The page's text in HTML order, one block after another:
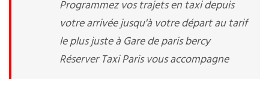
Programmez vos trajets en taxi depuis
votre arrivée jusqu'à votre départ au tarif
le plus juste à Gare de paris bercy
Réserver Taxi Paris vous accompagne